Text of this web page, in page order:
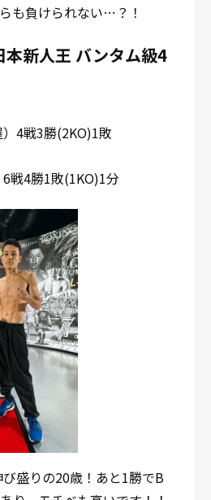
も負けられない…？！
本新人王 バンタム級4
4戦3勝(2KO)1敗
戦4勝1敗(1KO)1分
盛りの20歳！あと1勝でB